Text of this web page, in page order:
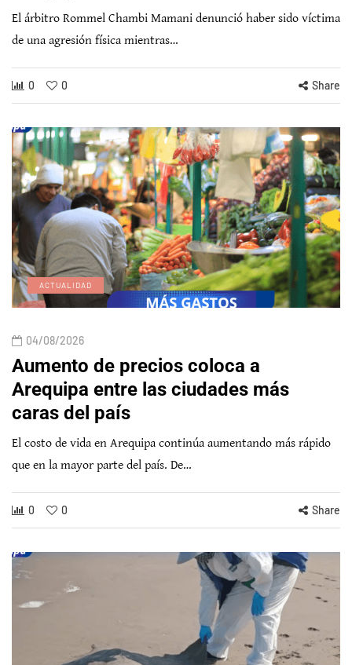
El árbitro Rommel Chambi Mamani denunció haber sido víctima
de una agresión física mientras…
0 0 Share
ACTUALIDAD
04/08/2026
Aumento de precios coloca a
Arequipa entre las ciudades más
caras del país
El costo de vida en Arequipa continúa aumentando más rápido
que en la mayor parte del país. De…
0 0 Share